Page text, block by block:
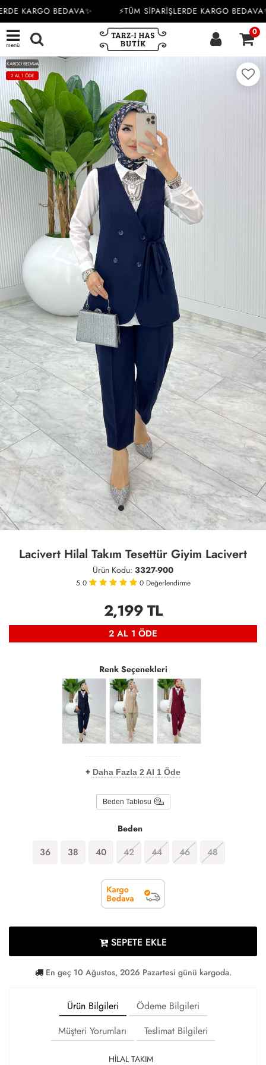
KARGO BEDAVA✨ ⚡TÜM SİPARİŞLERDE KARGO BEDAVA✨
menü
0
KARGO BEDAVA
2 AL 1 ÖDE
Lacivert Hilal Takım Tesettür Giyim Lacivert
Ürün Kodu: 3327-900
5.0 0 Değerlendirme
2,199TL
2 AL 1 ÖDE
Renk Seçenekleri
+ Daha Fazla 2 Al 1 Öde
Beden Tablosu
Beden
36 38 40 42 44 46 48
SEPETE EKLE
En geç 10 Ağustos, 2026 Pazartesi günü kargoda.
Ürün Bilgileri
Ödeme Bilgileri
Müşteri Yorumları
Teslimat Bilgileri
HİLAL TAKIM